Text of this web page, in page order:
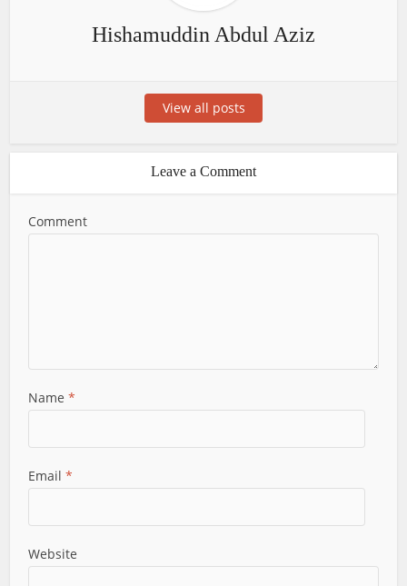
Hishamuddin Abdul Aziz
View all posts
Leave a Comment
Comment
Name*
Email*
Website